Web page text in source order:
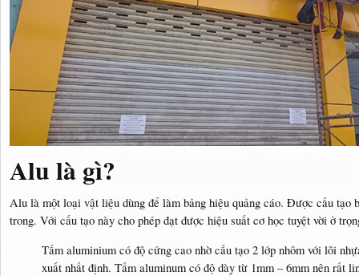
Alu là gì?
Alu là một loại vật liệu dùng để làm bảng hiệu quảng cáo. Được cấu tạo
trong. Với cấu tạo này cho phép đạt được hiệu suất cơ học tuyệt vời ở
Tấm aluminium có độ cứng cao nhờ cấu tạo 2 lớp nhôm với lõi
xuất nhất định. Tấm aluminum có độ dày từ 1mm – 6mm nên rất